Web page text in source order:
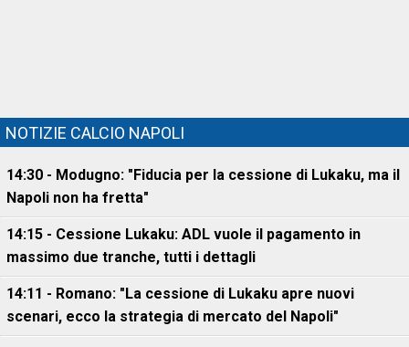
NOTIZIE CALCIO NAPOLI
14:30 - Modugno: "Fiducia per la cessione di Lukaku, ma il
Napoli non ha fretta"
14:15 - Cessione Lukaku: ADL vuole il pagamento in
massimo due tranche, tutti i dettagli
14:11 - Romano: "La cessione di Lukaku apre nuovi
scenari, ecco la strategia di mercato del Napoli"